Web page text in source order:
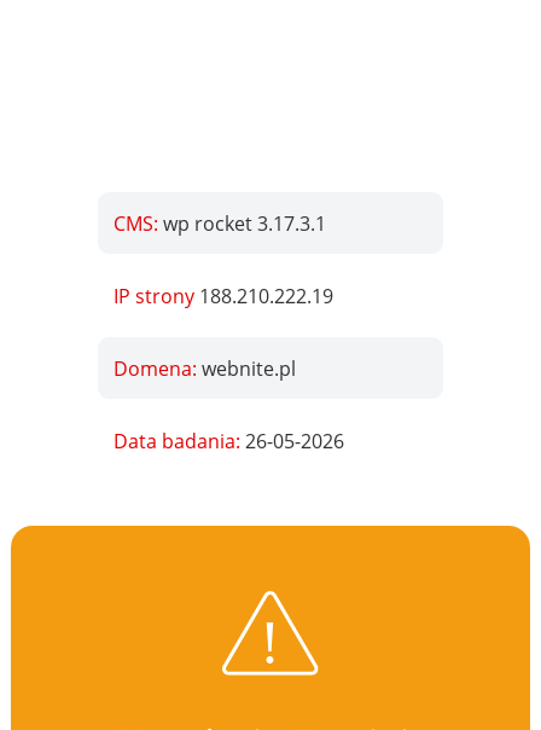
CMS:wp rocket 3.17.3.1
IP strony 188.210.222.19
Domena:webnite.pl
Data badania:26-05-2026